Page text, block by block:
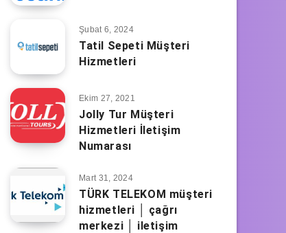
Şubat 6, 2024
Tatil Sepeti Müşteri
Hizmetleri
Ekim 27, 2021
Jolly Tur Müşteri
Hizmetleri İletişim
Numarası
Mart 31, 2024
TÜRK TELEKOM müşteri
hizmetleri │ çağrı
merkezi │ iletişim